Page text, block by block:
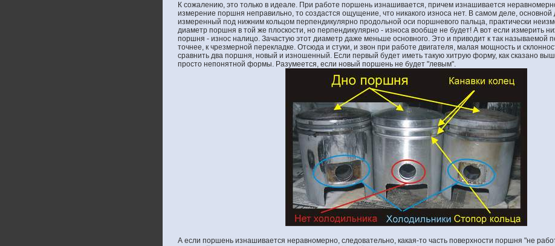
К сожалению, это только в идеале. При работе поршень изнашивается, причем изнашивается
измерение поршня неправильно, то создастся ощущение, что никакого износа нет. В самом деле,
измеренный под нижним кольцом перпендикулярно продольной оси поршневого пальца, практически
диаметр поршня в той же плоскости, но перпендикулярно - износа вообще не будет! А вот если измерить
поршня - износ налицо. Зачастую этот диаметр даже меньше основного. Это и приводит к так называемой
точнее, к чрезмерной перекладке. Отсюда и стуки, и звон при работе двигателя, малая мощность и
сравнить два поршня, новый и изношенный. Если первый будет иметь такую хитрую форму, как сказано
просто непонятной формы. Разумеется, если новый поршень не будет "левым".
А если поршень изнашивается неравномерно, следовательно, какая-то часть поверхности поршня "не